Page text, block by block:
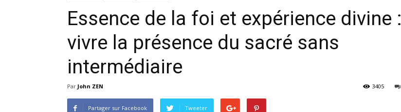
Essence de la foi et expérience divine :
vivre la présence du sacré sans
intermédiaire
Par John ZEN 3405
Partager sur Facebook Tweeter